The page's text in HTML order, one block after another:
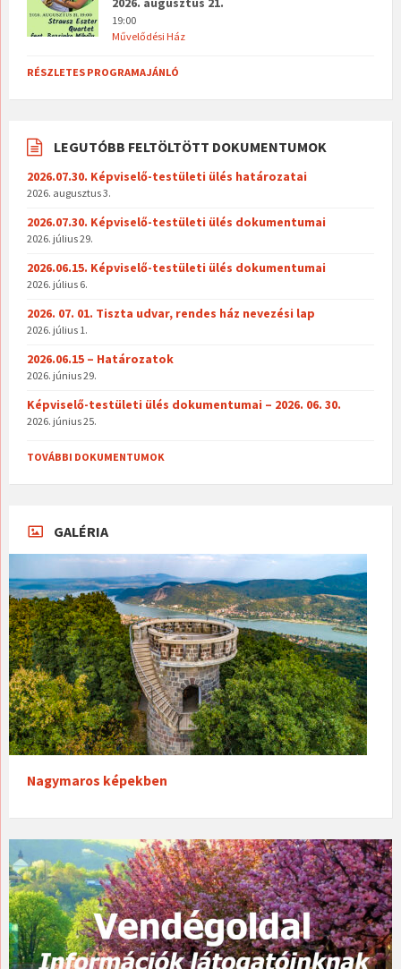
19:00
Művelődési Ház
RÉSZLETES PROGRAMAJÁNLÓ
LEGUTÓBB FELTÖLTÖTT DOKUMENTUMOK
2026.07.30. Képviselő-testületi ülés határozatai
2026. augusztus 3.
2026.07.30. Képviselő-testületi ülés dokumentumai
2026. július 29.
2026.06.15. Képviselő-testületi ülés dokumentumai
2026. július 6.
2026. 07. 01. Tiszta udvar, rendes ház nevezési lap
2026. július 1.
2026.06.15 – Határozatok
2026. június 29.
Képviselő-testületi ülés dokumentumai – 2026. 06. 30.
2026. június 25.
TOVÁBBI DOKUMENTUMOK
GALÉRIA
Nagymaros képekben